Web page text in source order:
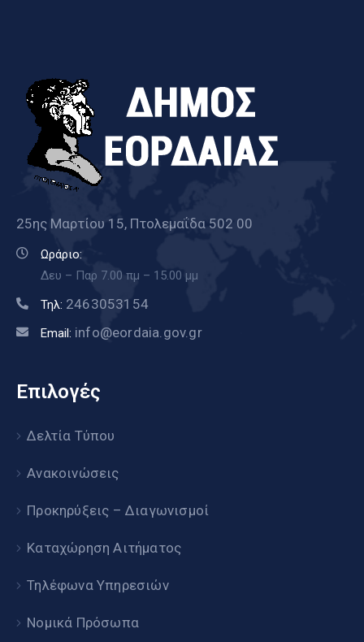
25ης Μαρτίου 15, Πτολεμαΐδα 502 00
Ωράριο:
Δευ – Παρ 7.00 πμ – 15.00 μμ
Τηλ: 2463053154
Email: info@eordaia.gov.gr
Επιλογές
Δελτία Τύπου
Ανακοινώσεις
Προκηρύξεις – Διαγωνισμοί
Καταχώρηση Αιτήματος
Τηλέφωνα Υπηρεσιών
Νομικά Πρόσωπα